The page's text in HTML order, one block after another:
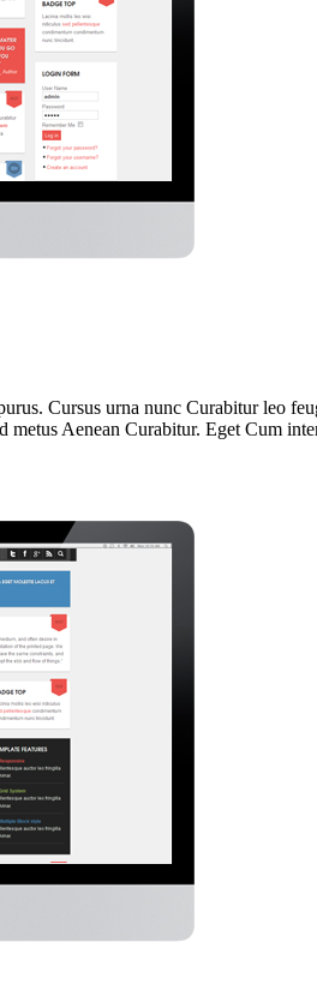
Cursus urna nunc Curabitur leo
Aenean Curabitur. Eget Cum